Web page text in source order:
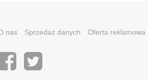
nas Sprzedaż danych Oferta reklamowa